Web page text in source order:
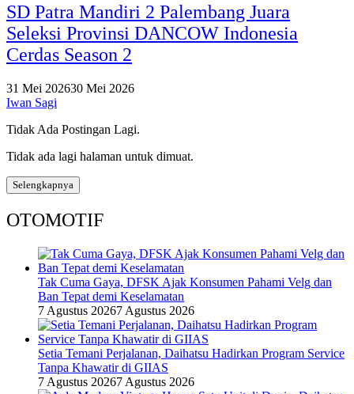
SD Patra Mandiri 2 Palembang Juara
Seleksi Provinsi DANCOW Indonesia
Cerdas Season 2
31 Mei 202630 Mei 2026
Iwan Sagi
Tidak Ada Postingan Lagi.
Tidak ada lagi halaman untuk dimuat.
Selengkapnya
OTOMOTIF
Tak Cuma Gaya, DFSK Ajak Konsumen Pahami Velg dan
Ban Tepat demi Keselamatan
7 Agustus 20267 Agustus 2026
Setia Temani Perjalanan, Daihatsu Hadirkan Program Service
Tanpa Khawatir di GIIAS
7 Agustus 20267 Agustus 2026